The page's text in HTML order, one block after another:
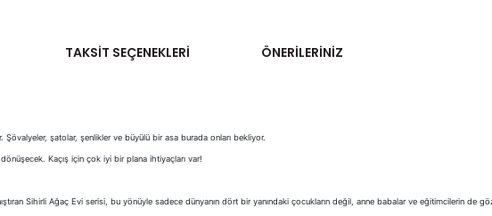
TAKSIT SEÇENEKLERI ÖNERILERINIZ
Şövalyeler, şatolar, şenlikler ve büyülü bir asa burada onları bekliyor.
Kaçış için çok iyi bir plana ihtiyaçları var!
Sihirli Ağaç Evi serisi, bu yönüyle sadece dünyanın dört bir yanındaki çocukların değil, anne babalar ve eğitimcilerin de